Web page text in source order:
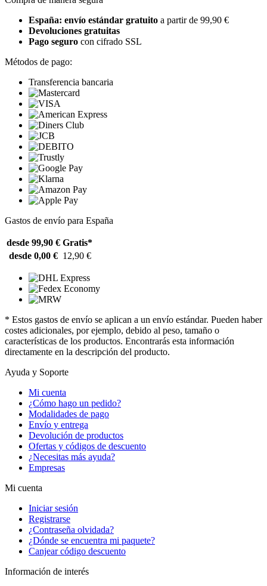
España: envío estándar gratuito a partir de 99,90 €
Devoluciones gratuitas
Pago seguro con cifrado SSL
Métodos de pago:
Transferencia bancaria
Gastos de envío para España
desde 99,90 € Gratis*
desde 0,00 € 12,90 €
* Estos gastos de envío se aplican a un envío estándar. Pueden haber
costes adicionales, por ejemplo, debido al peso, tamaño o
características de los productos. Encontrarás esta información
directamente en la descripción del producto.
Ayuda y Soporte
Mi cuenta
¿Cómo hago un pedido?
Modalidades de pago
Envío y entrega
Devolución de productos
Ofertas y códigos de descuento
¿Necesitas más ayuda?
Empresas
Mi cuenta
Iniciar sesión
Registrarse
¿Contraseña olvidada?
¿Dónde se encuentra mi paquete?
Canjear código descuento
Información de interés